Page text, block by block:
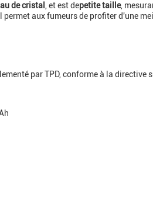
de cristal , et est depetite taille,
permet aux fumeurs de profiter d'une
par TPD, conforme à la